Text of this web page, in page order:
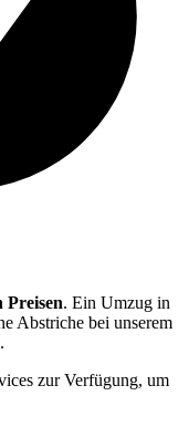
Preisen. Ein Umzug in
Abstriche bei unserem
zur Verfügung, um